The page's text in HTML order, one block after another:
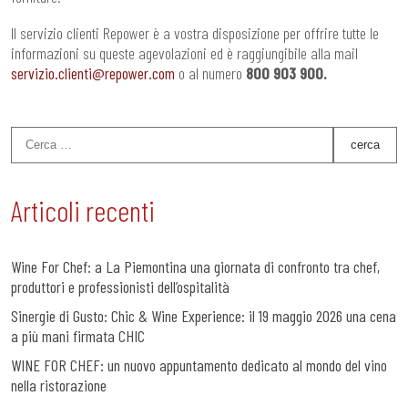
Il servizio clienti Repower è a vostra disposizione per offrire tutte le
informazioni su queste agevolazioni ed è raggiungibile alla mail
servizio.clienti@repower.com o al numero 800 903 900.
Articoli recenti
Wine For Chef: a La Piemontina una giornata di confronto tra chef,
produttori e professionisti dell’ospitalità
Sinergie di Gusto: Chic & Wine Experience: il 19 maggio 2026 una cena
a più mani firmata CHIC
WINE FOR CHEF: un nuovo appuntamento dedicato al mondo del vino
nella ristorazione